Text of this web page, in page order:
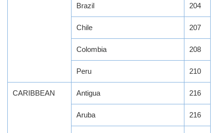
Brazil 204
Chile 207
Colombia 208
Peru 210
CARIBBEAN Antigua 216
Aruba 216